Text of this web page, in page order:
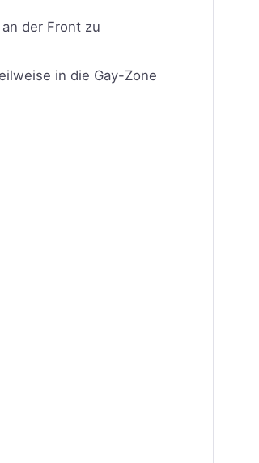
der Front zu
in die Gay-Zone